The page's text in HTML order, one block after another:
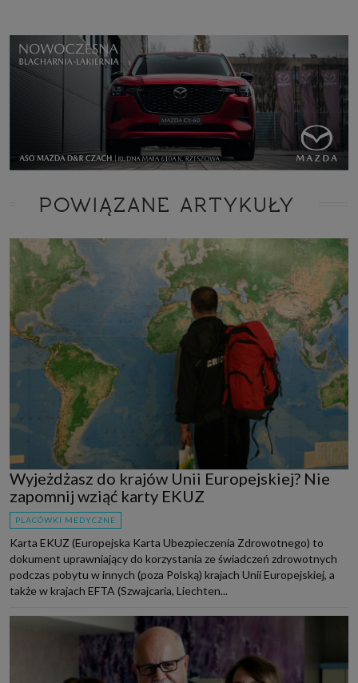
POWIĄZANE ARTYKUŁY
Wyjeżdżasz do krajów Unii Europejskiej? Nie
zapomnij wziąć karty EKUZ
PLACÓWKI MEDYCZNE
Karta EKUZ (Europejska Karta Ubezpieczenia Zdrowotnego) to
dokument uprawniający do korzystania ze świadczeń zdrowotnych
podczas pobytu w innych (poza Polską) krajach Unii Europejskiej, a
także w krajach EFTA (Szwajcaria, Liechten...